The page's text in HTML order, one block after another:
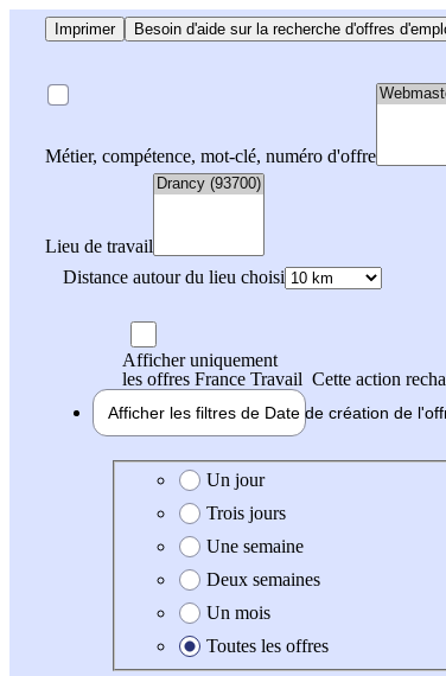
Imprimer Besoin d'aide sur la recherche d'offres
Métier, compétence, mot-clé, numéro d'offre
Lieu de travail
Distance autour du lieu choisi
Afficher uniquement
les offres France Travail Cette action
Afficher les filtres de Date de création de
Date de création de l'offre
Un jour
Trois jours
Une semaine
Deux semaines
Un mois
Toutes les offres